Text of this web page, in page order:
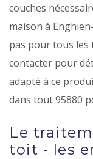
couches
maison à
pas pour tous les
contacter pour
adapté à ce
dans tout 95880
Le
toit - les